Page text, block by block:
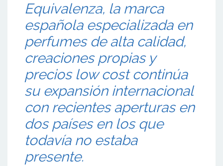
Equivalenza, la marca
española especializada en
perfumes de alta calidad,
creaciones propias y
precios low cost continúa
su expansión internacional
con recientes aperturas en
dos países en los que
todavía no estaba
presente.